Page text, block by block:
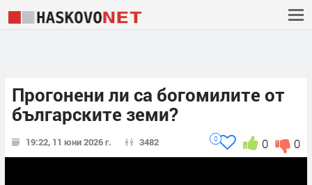
Прогонени ли са богомилите от
българските земи?
19:22, 11 юни 2026 г. 3482 0
0
0